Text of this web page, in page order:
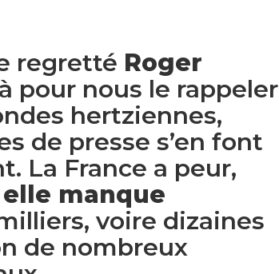
regretté Roger
pour nous le rappeler
hertziennes,
de presse s’en font
La France a peur,
elle manque
voire dizaines
de nombreux